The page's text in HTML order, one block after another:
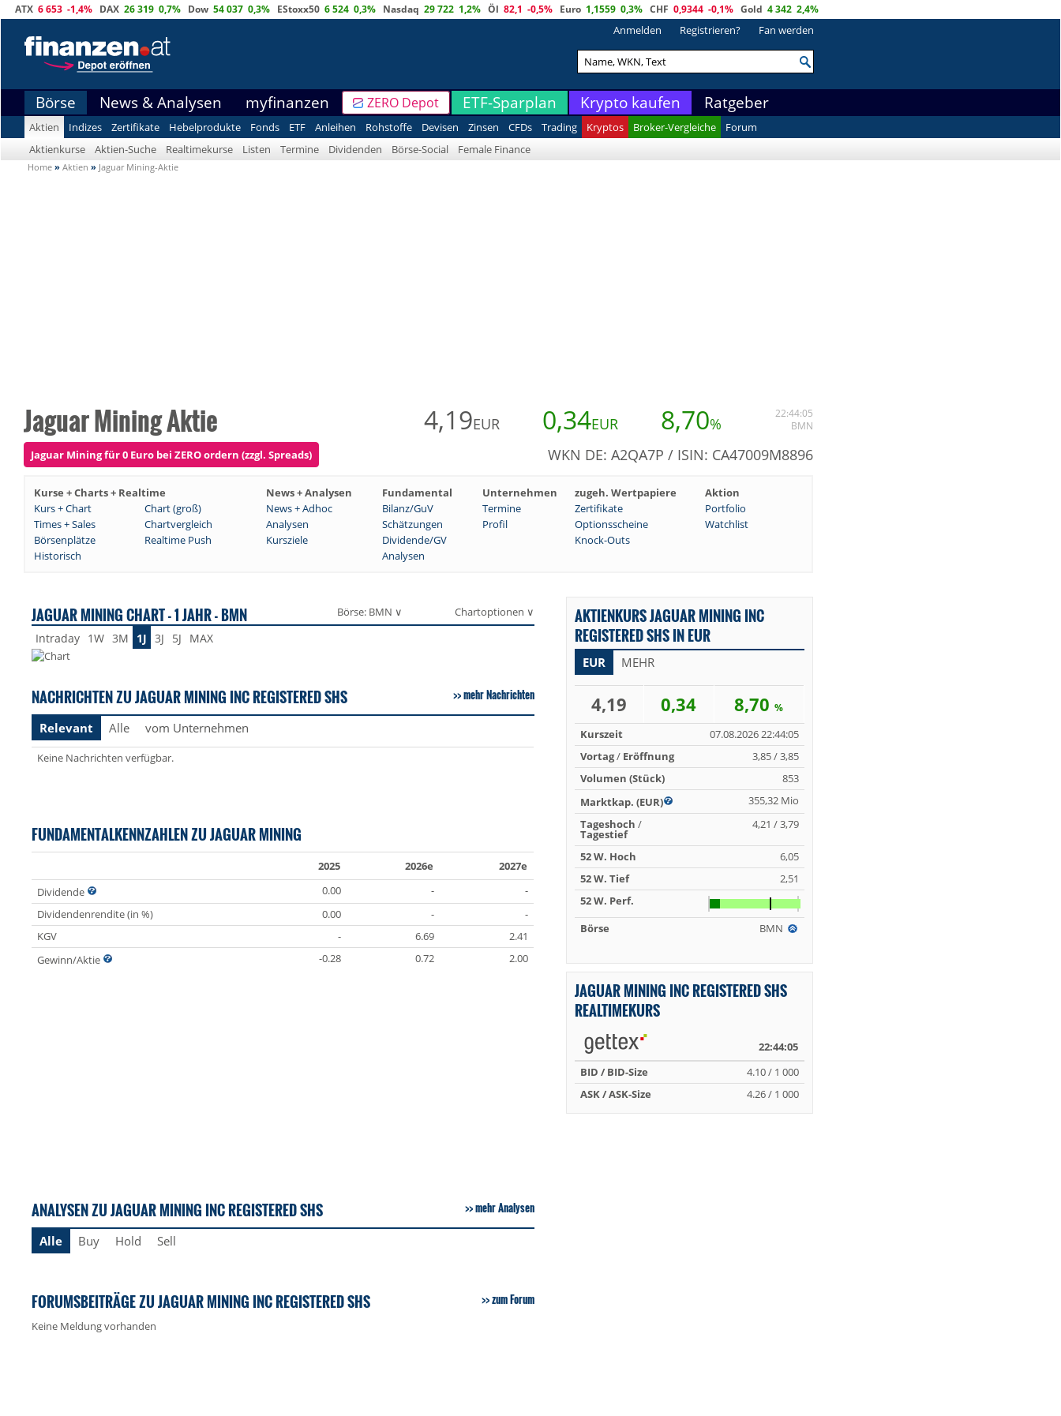
ATX 6 653 -1,4% DAX 26 319 0,7% Dow 54 037 0,3% EStoxx50 6 524 0,3% Nasdaq 29 722 1,2% Öl 82,1 -0,5% Euro 1,1559 0,3% CHF 0,9344 -0,1% Gold 4 342 2,4%
Anmelden Registrieren? Fan werden
Börse News & Analysen myfinanzen ZERO Depot ETF-Sparplan Krypto kaufen Ratgeber
Aktien Indizes Zertifikate Hebelprodukte Fonds ETF Anleihen Rohstoffe Devisen Zinsen CFDs Trading Kryptos Broker-Vergleiche
Forum
Aktienkurse
Aktien-Suche Realtimekurse Listen Termine Dividenden Börse-Social Female Finance
Home » Aktien » Jaguar Mining-Aktie
Jaguar Mining Aktie 4,19EUR 0,34EUR 8,70%
22:44:05
BMN
Jaguar Mining für 0 Euro bei ZERO ordern (zzgl. Spreads) WKN DE: A2QA7P / ISIN: CA47009M8896
Kurse + Charts + Realtime News + Analysen Fundamental Unternehmen zugeh. Wertpapiere
Aktion
Kurs + Chart
Chart (groß) News + Adhoc Bilanz/GuV Termine Zertifikate
Portfolio
Times + Sales
Chartvergleich Analysen Schätzungen Profil Optionsscheine
Watchlist
Börsenplätze
Realtime Push Kursziele Dividende/GV
Knock-Outs
Historisch
Analysen
JAGUAR MINING CHART - 1 JAHR - BMN Börse: BMN ∨ Chartoptionen ∨
Intraday 1W 3M 1J 3J 5J MAX
NACHRICHTEN ZU JAGUAR MINING INC REGISTERED SHS mehr Nachrichten
Relevant Alle vom Unternehmen
Keine Nachrichten verfügbar.
FUNDAMENTALKENNZAHLEN ZU JAGUAR MINING
2025 2026e
2027e
Dividende
0.00 -
-
Dividendenrendite (in %)
0.00 -
-
KGV
- 6.69
2.41
Gewinn/Aktie
-0.28 0.72 2.00
ANALYSEN ZU JAGUAR MINING INC REGISTERED SHS mehr Analysen
Alle Buy Hold Sell
FORUMSBEITRÄGE ZU JAGUAR MINING INC REGISTERED SHS zum Forum
Keine Meldung vorhanden
AKTIENKURS JAGUAR MINING INC
REGISTERED SHS IN EUR
EUR MEHR
4,19 0,34 8,70%
Kurszeit
07.08.2026 22:44:05
Vortag/ Eröffnung
3,85 / 3,85
Volumen (Stück)
853
Marktkap. (EUR)
355,32 Mio
Tageshoch /
Tagestief
4,21 / 3,79
52 W. Hoch
6,05
52 W. Tief
2,51
52 W. Perf.
Börse
BMN
JAGUAR MINING INC REGISTERED SHS
REALTIMEKURS
22:44:05
BID / BID-Size
4.10 / 1 000
ASK / ASK-Size
4.26 / 1 000